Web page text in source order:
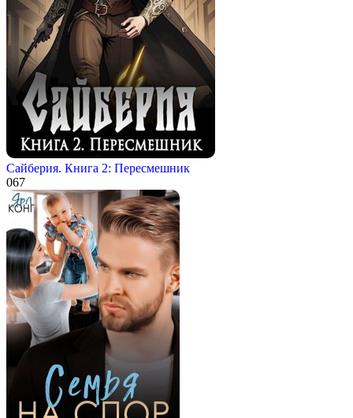
Сайберия. Книга 2: Пересмешник
067